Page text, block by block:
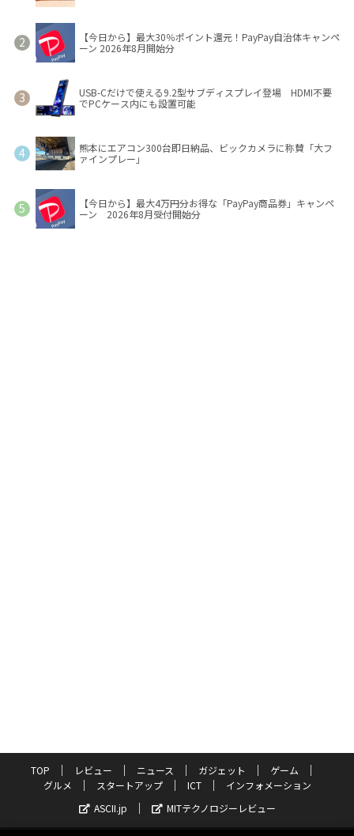
【今日から】最大30％ポイント還元！PayPay自治体キャンペ
ーン 2026年8月開始分
USB-Cだけで使える9.2型サブディスプレイ登場 HDMI不要
でPCケース内にも設置可能
熊本にエアコン300台即日納品、ビックカメラに称賛「大フ
ァインプレー」
【今日から】最大4万円分お得な「PayPay商品券」キャンペ
ーン 2026年8月受付開始分
TOP レビュー ニュース ガジェット
ゲーム
グルメ
スタートアップ ICT
インフォメーション
ASCII.jp
MITテクノロジーレビュー